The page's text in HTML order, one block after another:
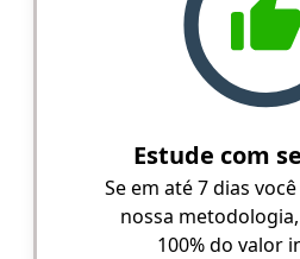
Estude com
Se em até 7 dias
nossa
100% do valor